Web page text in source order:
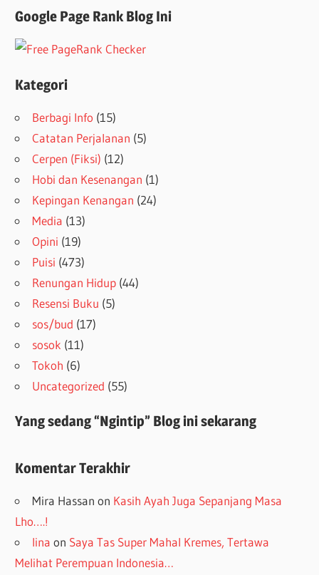
Google Page Rank Blog Ini
Kategori
Berbagi Info (15)
Catatan Perjalanan (5)
Cerpen (Fiksi) (12)
Hobi dan Kesenangan (1)
Kepingan Kenangan (24)
Media (13)
Opini (19)
Puisi (473)
Renungan Hidup (44)
Resensi Buku (5)
sos/bud (17)
sosok (11)
Tokoh (6)
Uncategorized (55)
Yang sedang “Ngintip” Blog ini sekarang
Komentar Terakhir
Mira Hassan on Kasih Ayah Juga Sepanjang Masa
Lho….!
lina on Saya Tas Super Mahal Kremes, Tertawa
Melihat Perempuan Indonesia…